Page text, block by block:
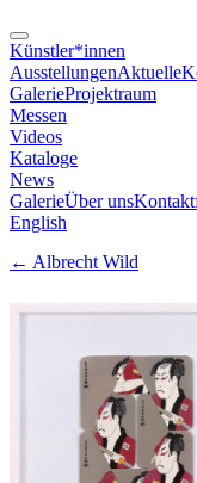
Künstler*innen
AusstellungenAktuelle
GalerieProjektraum
Messen
Videos
Kataloge
News
GalerieÜber uns
English
← Albrecht Wild